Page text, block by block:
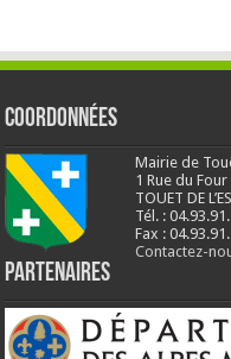
Coordonnées
Mairie de
1 Rue du
TOUET DE
Tél. :
Fax :
Contactez-
Partenaires